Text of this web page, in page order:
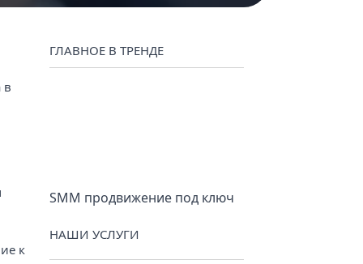
в
к
ГЛАВНОЕ В ТРЕНДЕ
SMM продвижение под ключ
НАШИ УСЛУГИ